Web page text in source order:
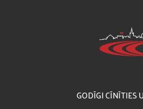
GODĪGI CĪNĪTIES